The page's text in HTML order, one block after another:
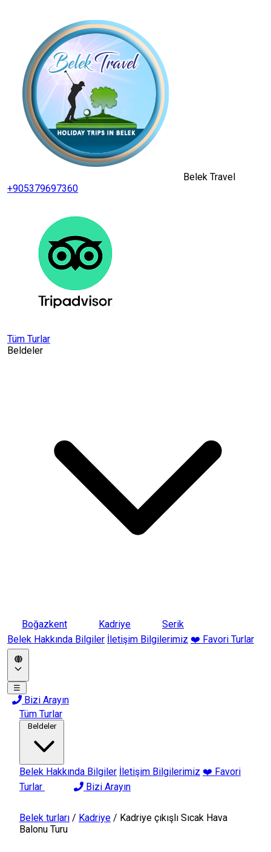
Belek Travel
+905379697360
Tüm Turlar
Beldeler
Boğazkent Kadriye
Serik
Belek Hakkında Bilgiler İletişim Bilgilerimiz ❤️ Favori Turlar
☰
Bizi Arayın
Tüm Turlar
Beldeler
Belek Hakkında Bilgiler İletişim Bilgilerimiz ❤️ Favori
Turlar
Bizi Arayın
Belek turları / Kadriye / Kadriye çıkışlı Sıcak Hava
Balonu Turu